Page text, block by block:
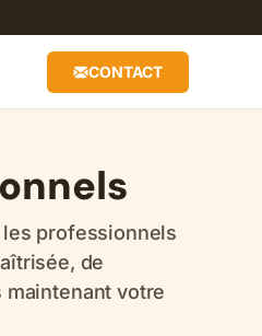
CONTACT
les professionnels
de
maintenant votre